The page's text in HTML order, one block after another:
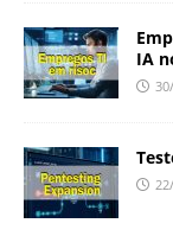
IA